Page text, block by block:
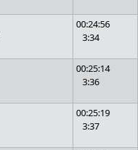
00:24:56
3:34
00:25:14
3:36
00:25:19
3:37